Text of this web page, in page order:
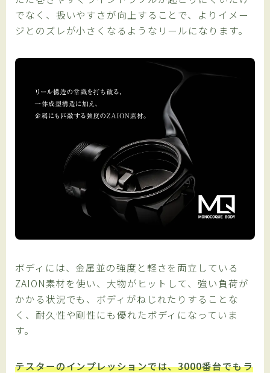
でなく、扱いやすさが向上することで、よりイメー
ジとのズレが小さくなるようなリールになります。
ボディには、金属並の強度と軽さを両立している
ZAION素材を使い、大物がヒットして、強い負荷が
かかる状況でも、ボディがねじれたりすることな
く、耐久性や剛性にも優れたボディになっていま
す。
テスターのインプレッションでは、3000番台でもラ